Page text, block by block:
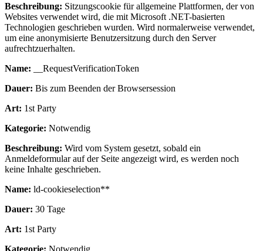
Beschreibung: Sitzungscookie für allgemeine Plattformen, der von
Websites verwendet wird, die mit Microsoft .NET-basierten
Technologien geschrieben wurden. Wird normalerweise verwendet,
um eine anonymisierte Benutzersitzung durch den Server
aufrechtzuerhalten.
Name: __RequestVerificationToken
Dauer: Bis zum Beenden der Browsersession
Art: 1st Party
Kategorie: Notwendig
Beschreibung: Wird vom System gesetzt, sobald ein
Anmeldeformular auf der Seite angezeigt wird, es werden noch
keine Inhalte geschrieben.
Name: ld-cookieselection**
Dauer: 30 Tage
Art: 1st Party
Kategorie: Notwendig